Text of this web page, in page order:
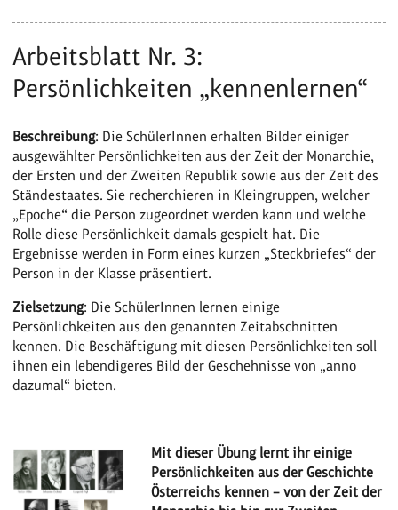
Arbeitsblatt Nr. 3:
Persönlichkeiten „kennenlernen“
Beschreibung: Die SchülerInnen erhalten Bilder einiger
ausgewählter Persönlichkeiten aus der Zeit der Monarchie,
der Ersten und der Zweiten Republik sowie aus der Zeit des
Ständestaates. Sie recherchieren in Kleingruppen, welcher
„Epoche“ die Person zugeordnet werden kann und welche
Rolle diese Persönlichkeit damals gespielt hat. Die
Ergebnisse werden in Form eines kurzen „Steckbriefes“ der
Person in der Klasse präsentiert.
Zielsetzung: Die SchülerInnen lernen einige
Persönlichkeiten aus den genannten Zeitabschnitten
kennen. Die Beschäftigung mit diesen Persönlichkeiten soll
ihnen ein lebendigeres Bild der Geschehnisse von „anno
dazumal“ bieten.
Mit dieser Übung lernt ihr einige
Persönlichkeiten aus der Geschichte
Österreichs kennen – von der Zeit der